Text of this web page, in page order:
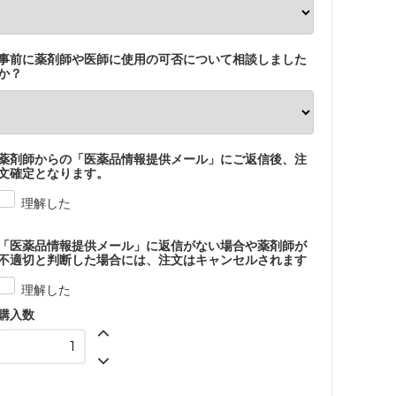
前に薬剤師や医師に使用の可否について相談しました
？
剤師からの「医薬品情報提供メール」にご返信後、注
確定となります。
理解した
医薬品情報提供メール」に返信がない場合や薬剤師が
適切と判断した場合には、注文はキャンセルされます
理解した
入数